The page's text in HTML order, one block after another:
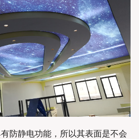
防静电功能，所以其表面是不会